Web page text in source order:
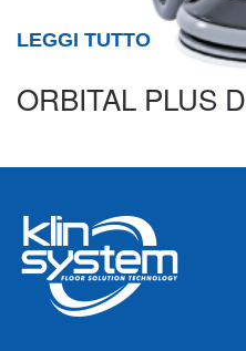
ORBITAL PLUS
LEGGI TUTTO